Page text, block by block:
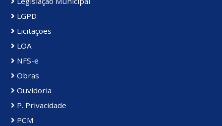
LGPD
Licitações
LOA
NFS-e
Obras
Ouvidoria
P. Privacidade
PCM